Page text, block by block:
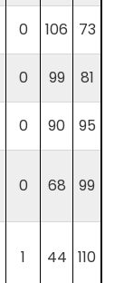
0 106 73
0 99 81
0 90 95
0 68 99
1 44 110